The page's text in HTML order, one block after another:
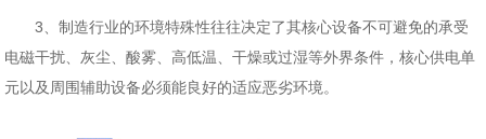
3、制造行业的环境特殊性往往决定了其核心设备不可避免的承受
电磁干扰、灰尘、酸雾、高低温、干燥或过湿等外界条件，核心供电单
元以及周围辅助设备必须能良好的适应恶劣环境。